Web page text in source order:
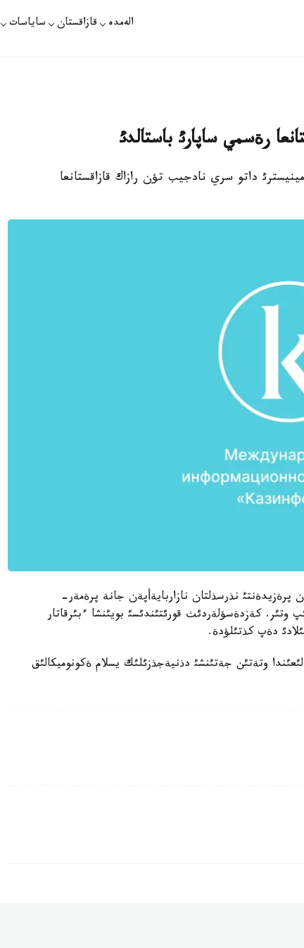
الەمدە قازاقستان ساياسات
رةسمي ساپارئ باستالدئ
ءمينيسترئ داتو سري نادجيب تؤن رازاك قازاقستانعا
پرةزيدةنتئ نذرسذلتان نازاربايةأپةن جانة پرةمةر-
وتئر. كةزدةسؤلةردئث قورئتئندئسئ بويئنشا ءبئرقاتار
دةپ كذتئلؤدة.
اق استانادا 7-9 - ماؤسئم ارالئعئندا وتةتئن جةتئنشئ دذنيةجذزئلئك يسلام ةكونوميكالئق